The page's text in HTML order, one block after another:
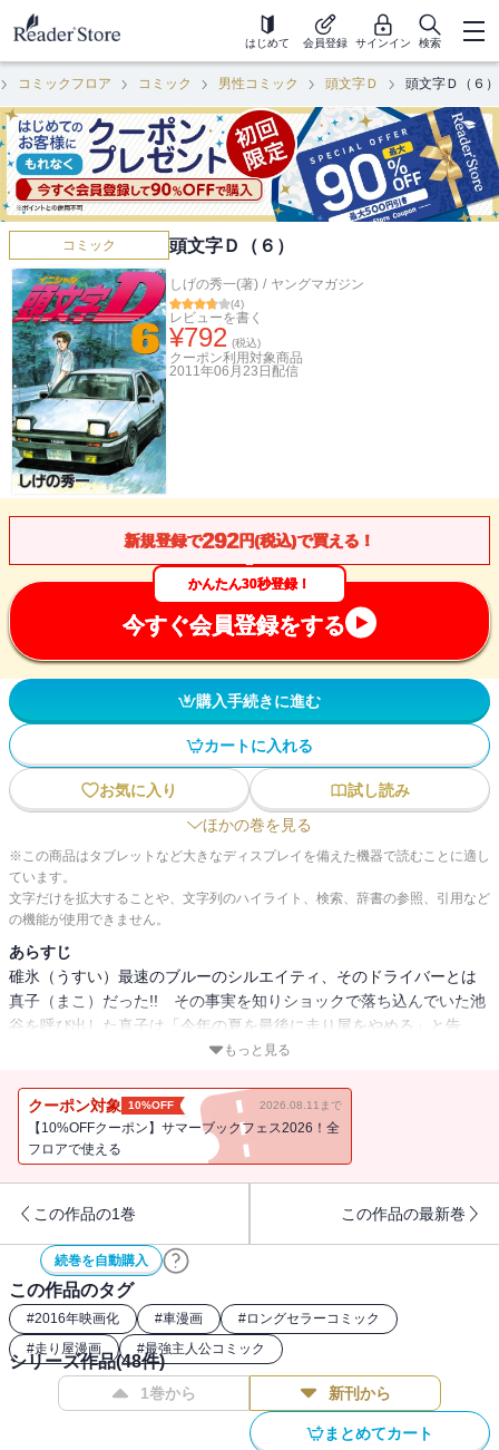
はじめて 会員登録 サインイン 検索
コミックフロア コミック 男性コミック 頭文字Ｄ 頭文字Ｄ（６）
コミック 頭文字Ｄ（６）
しげの秀一(著) / ヤングマガジン
(4)
レビューを書く
¥792 (税込)
クーポン利用対象商品
2011年06月23日 配信
新規登録で292円(税込)で買える！
かんたん30秒登録！
今すぐ会員登録をする
購入手続きに進む
カートに入れる
お気に入り
試し読み
ほかの巻を見る
※この商品はタブレットなど大きなディスプレイを備えた機器で読むことに適し
ています。
文字だけを拡大することや、文字列のハイライト、検索、辞書の参照、引用など
の機能が使用できません。
あらすじ
碓氷（うすい）最速のブルーのシルエイティ、そのドライバーとは
真子（まこ）だった!! その事実を知りショックで落ち込んでいた池
谷を呼び出した真子は「今年の夏を最後に走り屋をやめる」と告
白。そして、その前に碓氷峠で秋名最速のハチロクと勝負させてほ
にとってあきらかに不利な勝負の申し出に、池谷の答えは……!?
もっと見る
クーポン対象 10%OFF 2026.08.11まで
【10%OFFクーポン】サマーブックフェス2026！全
フロアで使える
この作品の1巻 この作品の最新巻
続巻を自動購入
この作品のタグ
#2016年映画化 #車漫画 #ロングセラーコミック
#走り屋漫画 #最強主人公コミック
シリーズ作品(48件)
1巻から 新刊から
まとめてカート